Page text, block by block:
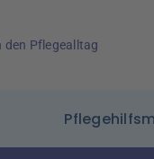
den Pflegealltag